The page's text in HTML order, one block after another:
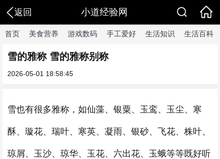
返回 小道经验网
首页 美食营养 游戏数码 手工爱好 生活知识 生活百科
雪的雅称 雪的雅称别称
2026-05-01 18:58:45
雪也有很多雅称，如仙藻、银粟、玉鸾、玉尘、寒
酥、璇花、瑞叶、寒英、凝雨、银砂、飞花、株叶、
琼屑、玉沙、琼华、玉花、六出花、玉蛾等等既好听